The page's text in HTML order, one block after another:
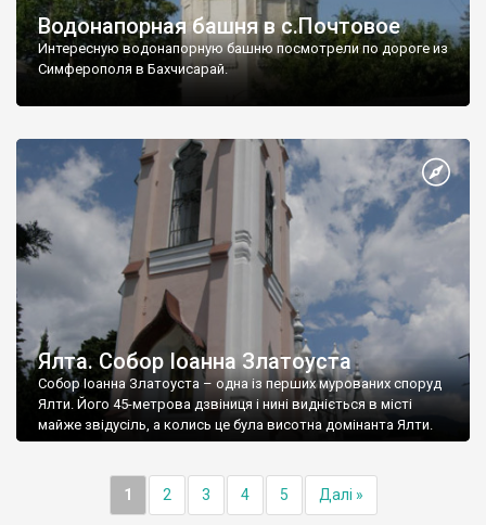
Водонапорная башня в с.Почтовое
Интересную водонапорную башню посмотрели по дороге из
Симферополя в Бахчисарай.
Ялта. Собор Іоанна Златоуста
Собор Іоанна Златоуста – одна із перших мурованих споруд
Ялти. Його 45-метрова дзвіниця і нині видніється в місті
майже звідусіль, а колись це була висотна домінанта Ялти.
1 2 3 4 5 Далі »